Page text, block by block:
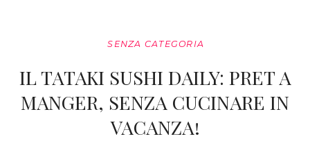
SENZA CATEGORIA
IL TATAKI SUSHI DAILY: PRET A
MANGER, SENZA CUCINARE IN
VACANZA!